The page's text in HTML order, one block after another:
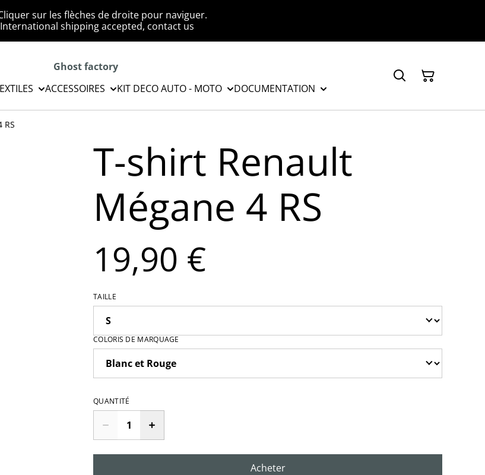
sur les flèches de droite pour naviguer.
shipping accepted, contact us
Ghost factory
ACCESSOIRES KIT DECO AUTO - MOTO DOCUMENTATION
RS
T-shirt Renault
Mégane 4 RS
19,90 €
TAILLE
COLORIS DE MARQUAGE
QUANTITÉ
Acheter